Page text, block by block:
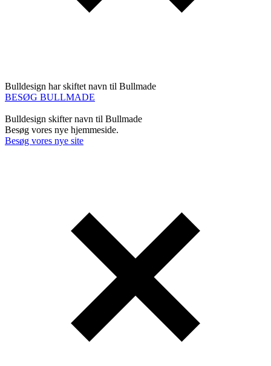
Bulldesign har skiftet navn til Bullmade
BESØG BULLMADE
Bulldesign skifter navn til Bullmade
Besøg vores nye hjemmeside.
Besøg vores nye site